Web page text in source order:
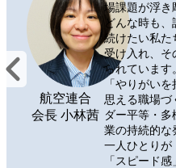
航空連合
会長 小林茜
場課題が浮き
どんな時も
続けたい私た
受け入れ、そ
られています。
「やりがいを
思える職場づ
ダー平等・
業の持続的な
一人ひとりが
「スピード